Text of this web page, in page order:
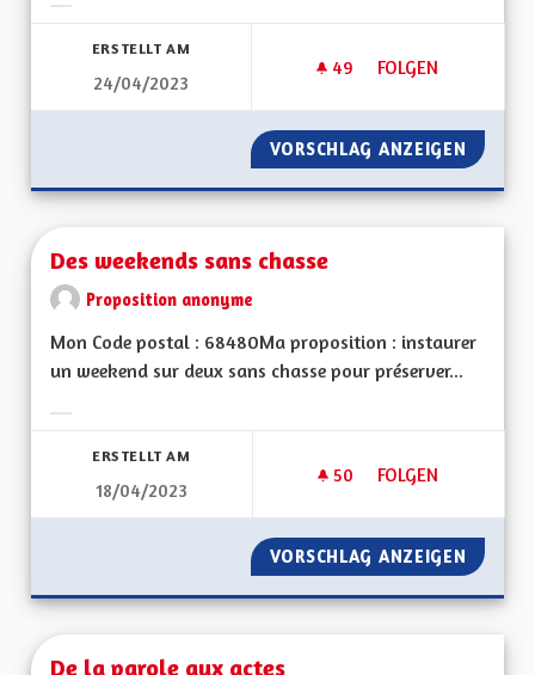
ERSTELLT AM
24/04/2023
49 49 FOLLOWER
FOLGEN
ALSACE... ET NON
VORSCHLAG ANZEIGEN
Des weekends sans chasse
Proposition anonyme
Mon Code postal : 68480Ma proposition : instaurer
un weekend sur deux sans chasse pour préserver...
ERSTELLT AM
18/04/2023
50 50 FOLLOWER
FOLGEN
DES WEEKENDS
VORSCHLAG ANZEIGEN DES
De la parole aux actes